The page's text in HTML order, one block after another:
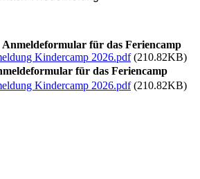
für das Feriencamp
Kindercamp 2026.pdf(210.82KB)
für das Feriencamp
Kindercamp 2026.pdf(210.82KB)